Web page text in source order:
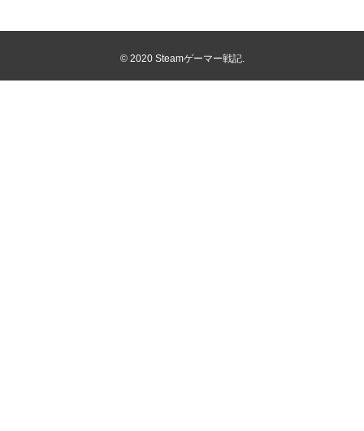
© 2020 Steamゲーマー戦記.